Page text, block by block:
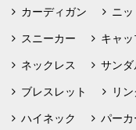
カーディガン ニッ
スニーカー キャッ
ネックレス サンダ
ブレスレット リ
ハイネック パーカ